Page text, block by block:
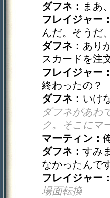
ダフネ： まあ
フレイジャー
んだ。そうだ
ダフネ： あり
スカードを注
フレイジャー
終わったの？
ダフネ： いけ
ダフネがあわ
ク。そこにマ
マーティン：
ダフネ： すみ
なかったんで
フレイジャー
場面転換